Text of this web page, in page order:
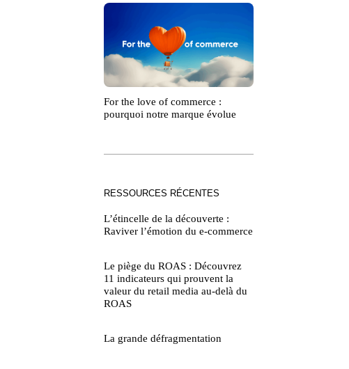
For the love of commerce :
pourquoi notre marque évolue
RESSOURCES RÉCENTES
L’étincelle de la découverte :
Raviver l’émotion du e-commerce
Le piège du ROAS : Découvrez
11 indicateurs qui prouvent la
valeur du retail media au-delà du
ROAS
La grande défragmentation